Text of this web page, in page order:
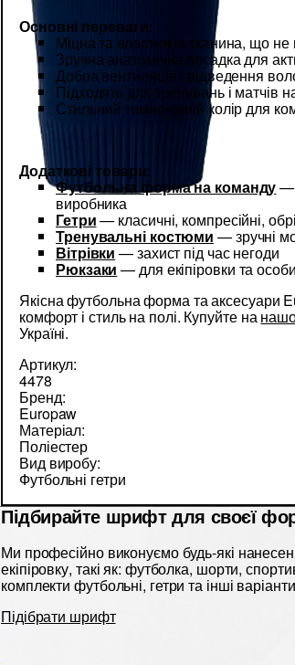
Основнi переваги:
Міцна та еластична тканина, що
Зручна анатомічна посадка для
Добра вентиляція і відведення
Підходять для тренувань і матчів
Стильний темно-синій колір для
Додаткові товари:
Футбольна форма на команду—
виробника
Гетри— класичні, компресійні,
Тренувальні костюми — зручні
Вітрівки — захист під час негоди
Рюкзаки — для екіпіровки та
Якісна футбольна форма та аксесуари
комфорт і стиль на полі. Купуйте на
Україні.
Артикул:
4478
Бренд:
Europaw
Матеріал:
Поліестер
Вид виробу:
Футбольні гетри
Підбирайте шрифт для своєї
Ми професійно виконуємо будь-які
екіпіровку, такі як: футболка, шорти,
комплекти футбольні, гетри та інші
Підібрати шрифт